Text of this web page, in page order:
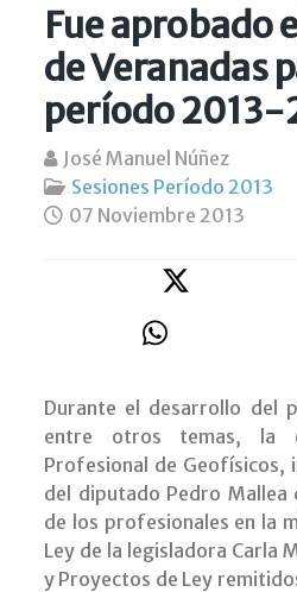
Fue aprobado
de Veranadas
período 2013-
José Manuel Núñez
Sesiones Período 2013
07 Noviembre 2013
Durante el desarrollo del
entre otros temas, la
Profesional de Geofísicos,
del diputado Pedro Mallea
de los profesionales en la
Ley de la legisladora Carla
y Proyectos de Ley